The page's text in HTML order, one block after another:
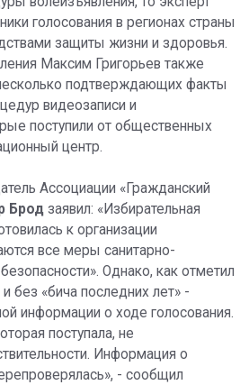
голосования в регионах страны
защиты жизни и здоровья.
Максим Григорьев также
подтверждающих факты
видеозаписи и
поступили от общественных
центр.
Ассоциации «Гражданский
Брод заявил: «Избирательная
к организации
все меры санитарно-
Однако, как отметил
без «бича последних лет» -
информации о ходе голосования.
поступала, не
Информация о
- сообщил